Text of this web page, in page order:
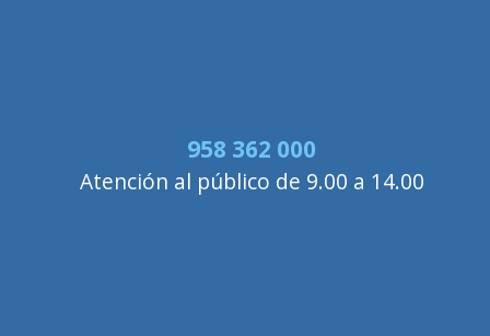
958 362 000
Atención al público de 9.00 a 14.00